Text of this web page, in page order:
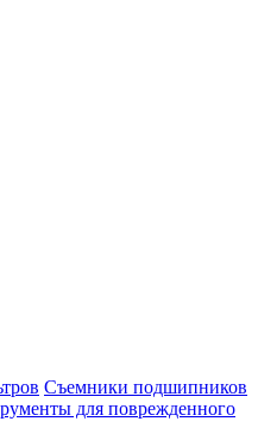
Съемники подшипников
для поврежденного